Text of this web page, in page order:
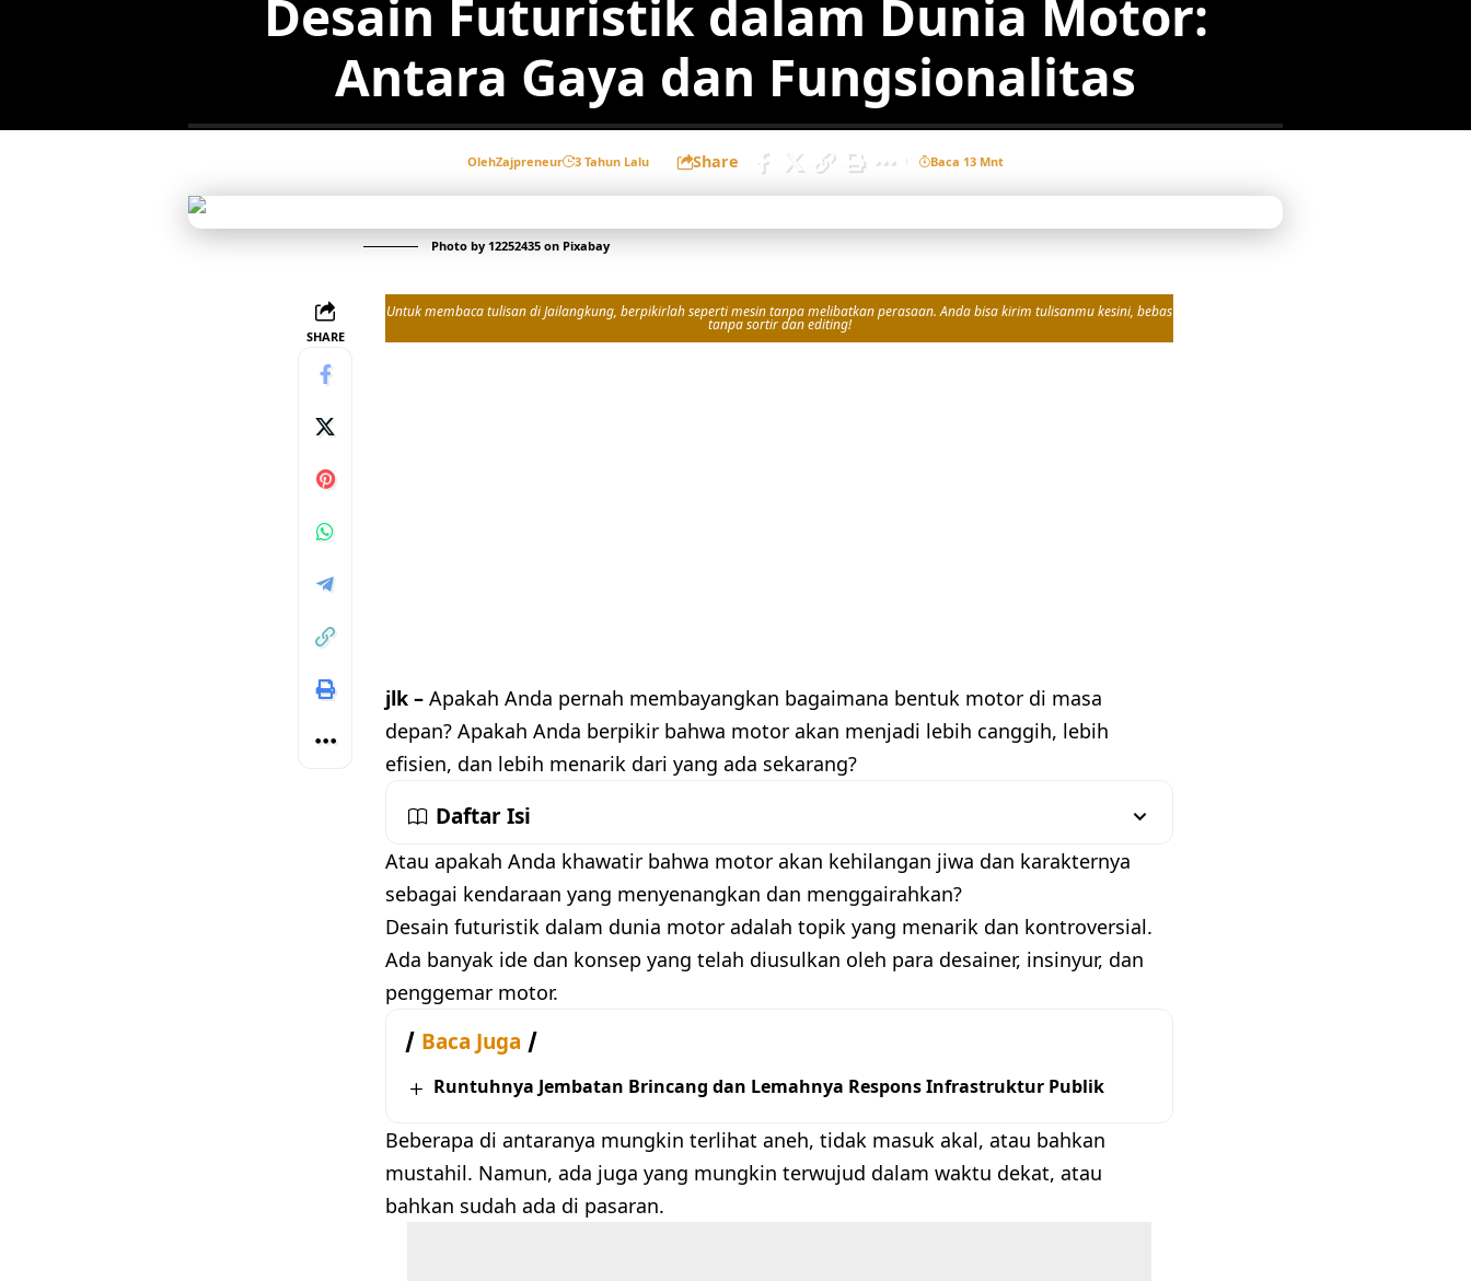
Desain Futuristik dalam Dunia Motor:
Antara Gaya dan Fungsionalitas
OlehZajpreneur 3 Tahun Lalu Share Baca 13 Mnt
Photo by12252435 on Pixabay
SHARE
Untuk membaca tulisan di Jailangkung, berpikirlah seperti mesin tanpa melibatkan perasaan. Anda bisa kirim tulisanmu kesini, bebas
tanpa sortir dan editing!
jlk – Apakah Anda pernah membayangkan bagaimana bentuk motor di masa
depan? Apakah Anda berpikir bahwa motor akan menjadi lebih canggih, lebih
efisien, dan lebih menarik dari yang ada sekarang?
Daftar Isi
Atau apakah Anda khawatir bahwa motor akan kehilangan jiwa dan karakternya
sebagai kendaraan yang menyenangkan dan menggairahkan?
Desain futuristik dalam dunia motor adalah topik yang menarik dan kontroversial.
Ada banyak ide dan konsep yang telah diusulkan oleh para desainer, insinyur, dan
penggemar motor.
Baca Juga
Runtuhnya Jembatan Brincang dan Lemahnya Respons Infrastruktur Publik
Beberapa di antaranya mungkin terlihat aneh, tidak masuk akal, atau bahkan
mustahil. Namun, ada juga yang mungkin terwujud dalam waktu dekat, atau
bahkan sudah ada di pasaran.